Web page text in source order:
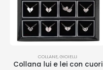
COLLANE,GIOIELLI
Collana lui e lei con cuori